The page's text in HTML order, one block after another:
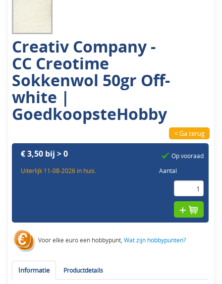
Creativ Company -
CC Creotime
Sokkenwol 50gr Off-
white |
GoedkoopsteHobby
< Ga terug
€ 3,50 bij > 0
Uiterlijk 11-08-2026 in huis.
Op vooraad
Aantal
Voor elke euro een hobbypunt,Wat zijn hobbypunten?
Informatie Productdetails